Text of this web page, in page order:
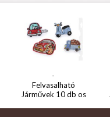
-
Felvasalható
Járművek 10 db os